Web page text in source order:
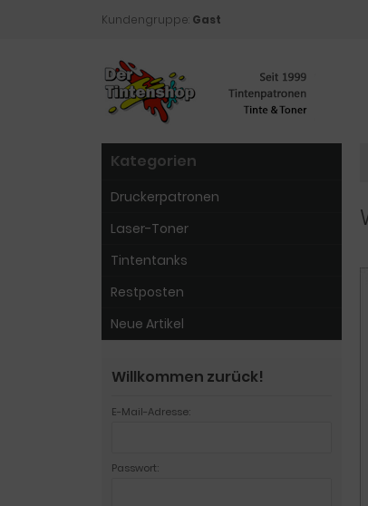
Kundengruppe: Gast
Kategorien
Druckerpatronen
Laser-Toner
Tintentanks
Restposten
Neue Artikel
Willkommen zurück!
E-Mail-Adresse:
Passwort: